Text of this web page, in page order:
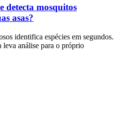
detecta mosquitos
asas?
identifica espécies em segundos.
análise para o próprio